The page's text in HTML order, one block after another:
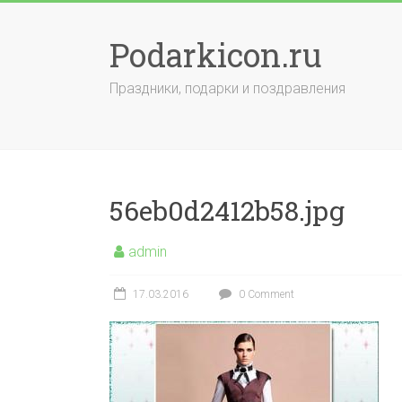
Podarkicon.ru
Праздники, подарки и поздравления
56eb0d2412b58.jpg
admin
17.03.2016 0 Comment